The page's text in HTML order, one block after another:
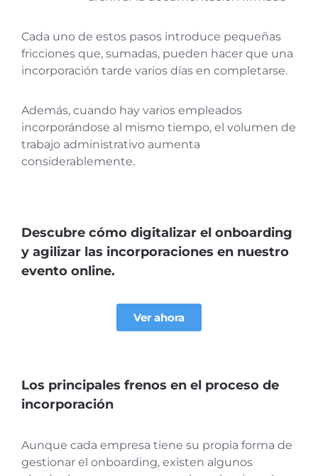
Cada uno de estos pasos introduce pequeñas
fricciones que, sumadas, pueden hacer que una
incorporación tarde varios días en completarse.
Además, cuando hay varios empleados
incorporándose al mismo tiempo, el volumen de
trabajo administrativo aumenta
considerablemente.
Descubre cómo digitalizar el onboarding
y agilizar las incorporaciones en nuestro
evento online.
Ver ahora
Los principales frenos en el proceso de
incorporación
Aunque cada empresa tiene su propia forma de
gestionar el onboarding, existen algunos